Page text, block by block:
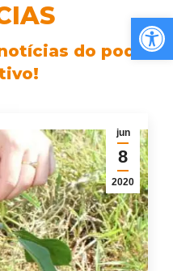
do poder
jun
8
2020